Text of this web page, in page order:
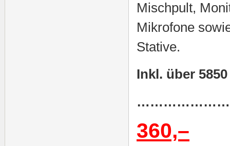
Mischpult,
Mikrofone
Stative.
Inkl. über
360,–